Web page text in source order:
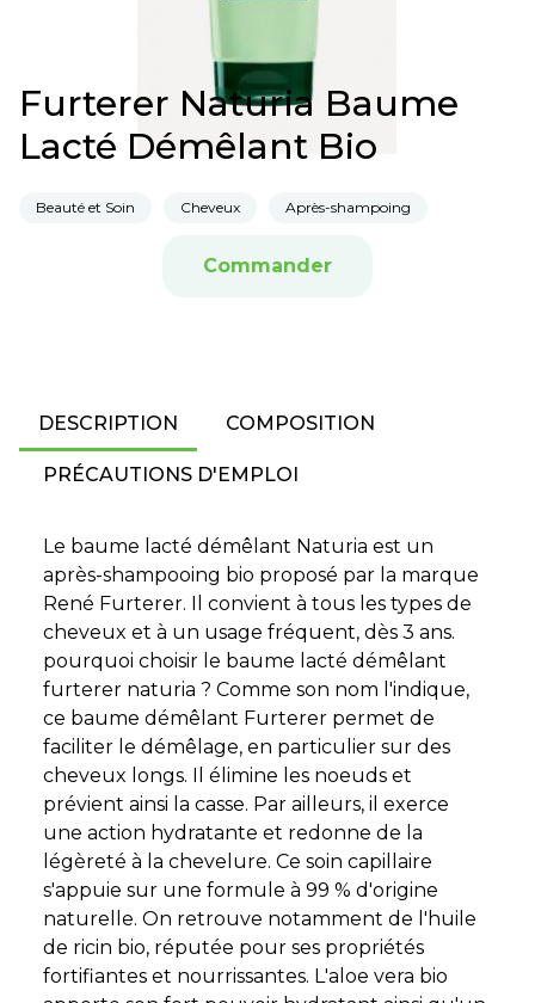
Furterer Naturia Baume
Lacté Démêlant Bio
Beauté et Soin Cheveux Après-shampoing
Commander
DESCRIPTION COMPOSITION
PRÉCAUTIONS D'EMPLOI
Le baume lacté démêlant Naturia est un
après-shampooing bio proposé par la marque
René Furterer. Il convient à tous les types de
cheveux et à un usage fréquent, dès 3 ans.
pourquoi choisir le baume lacté démêlant
furterer naturia ? Comme son nom l'indique,
ce baume démêlant Furterer permet de
faciliter le démêlage, en particulier sur des
cheveux longs. Il élimine les noeuds et
prévient ainsi la casse. Par ailleurs, il exerce
une action hydratante et redonne de la
légèreté à la chevelure. Ce soin capillaire
s'appuie sur une formule à 99 % d'origine
naturelle. On retrouve notamment de l'huile
de ricin bio, réputée pour ses propriétés
fortifiantes et nourrissantes. L'aloe vera bio